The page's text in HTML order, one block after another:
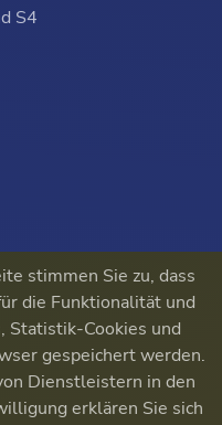
S4
stimmen Sie zu, dass
die Funktionalität und
Statistik-Cookies und
gespeichert werden.
Dienstleistern in den
erklären Sie sich